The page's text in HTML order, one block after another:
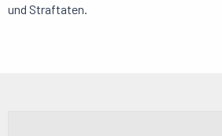
und Straftaten.